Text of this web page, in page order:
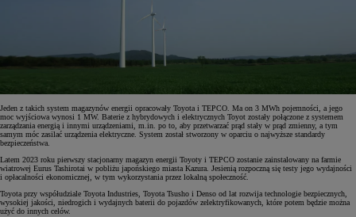
Jeden z takich system magazynów energii opracowały Toyota i TEPCO. Ma on 3 MWh pojemności, a jego
moc wyjściowa wynosi 1 MW. Baterie z hybrydowych i elektrycznych Toyot zostały połączone z systemem
zarządzania energią i innymi urządzeniami, m.in. po to, aby przetwarzać prąd stały w prąd zmienny, a tym
samym móc zasilać urządzenia elektryczne. System został stworzony w oparciu o najwyższe standardy
bezpieczeństwa.
Latem 2023 roku pierwszy stacjonarny magazyn energii Toyoty i TEPCO zostanie zainstalowany na farmie
wiatrowej Eurus Tashirotai w pobliżu japońskiego miasta Kazura. Jesienią rozpoczną się testy jego wydajności
i opłacalności ekonomicznej, w tym wykorzystania przez lokalną społeczność.
Toyota przy współudziale Toyota Industries, Toyota Tsusho i Denso od lat rozwija technologie bezpiecznych,
wysokiej jakości, niedrogich i wydajnych baterii do pojazdów zelektryfikowanych, które potem będzie można
użyć do innych celów.